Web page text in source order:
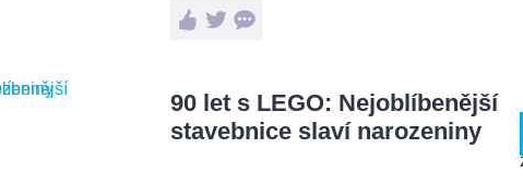
90 let s LEGO: Nejoblíbenější
stavebnice slaví narozeniny